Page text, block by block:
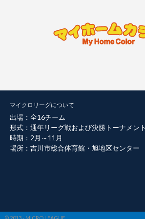
マイクロリーグについて
出場：全16チーム
形式：通年リーグ戦および決勝トーナメン
時期：2月～11月
場所：吉川市総合体育館・旭地区センター
© 2013 - MICRO LEAGUE